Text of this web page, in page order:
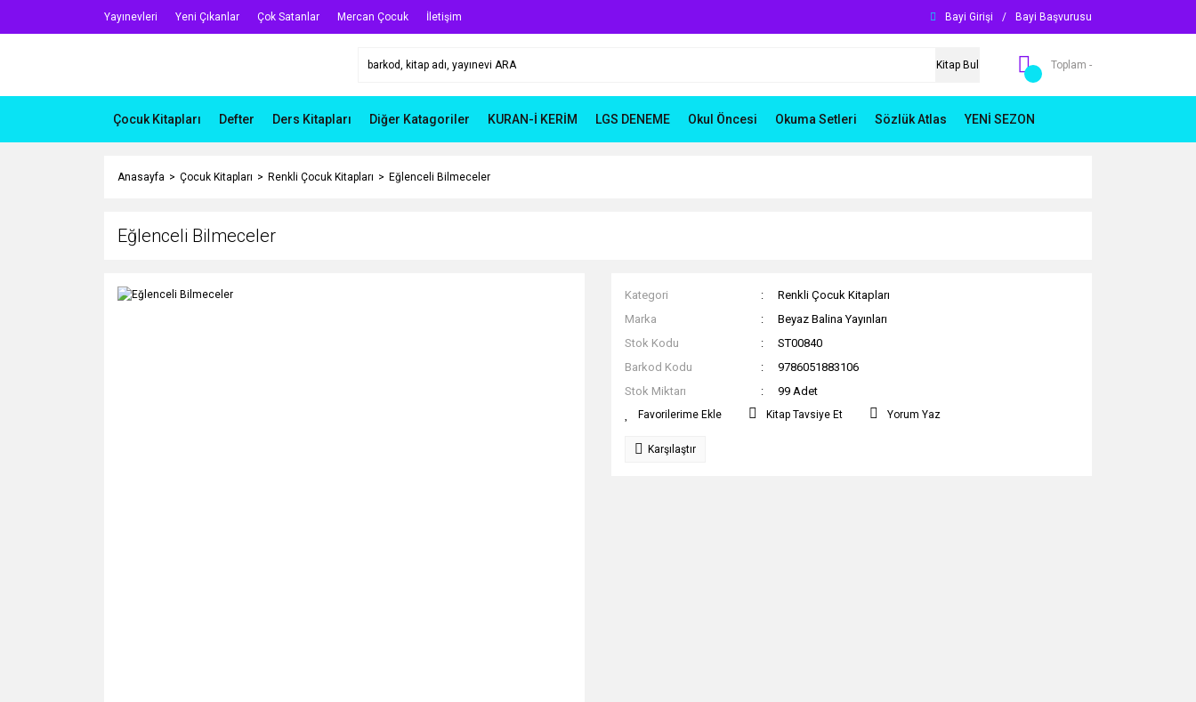
Yayınevleri Yeni Çıkanlar Çok Satanlar Mercan Çocuk İletişim Bayi Girişi / Bayi Başvurusu
Kitap Bul Toplam -
Çocuk Kitapları Defter Ders Kitapları Diğer Katagoriler KURAN-İ KERİM LGS DENEME Okul Öncesi Okuma Setleri Sözlük Atlas YENİ SEZON
Anasayfa Çocuk Kitapları Renkli Çocuk Kitapları Eğlenceli Bilmeceler
Eğlenceli Bilmeceler
Kategori
Renkli Çocuk Kitapları
Marka
Beyaz Balina Yayınları
Stok Kodu
ST00840
Barkod Kodu
9786051883106
Stok Miktarı
99 Adet
Kitap Tavsiye Et Yorum Yaz
Karşılaştır